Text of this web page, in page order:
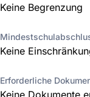
Keine Begrenzung
Keine
Erforderliche
Keine Dokumente